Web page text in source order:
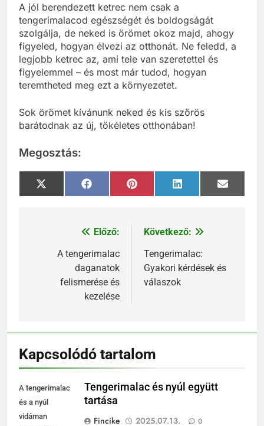
A jól berendezett ketrec nem csak a
tengerimalacod egészségét és boldogságát
szolgálja, de neked is örömet okoz majd, ahogy
figyeled, hogyan élvezi az otthonát. Ne feledd, a
legjobb ketrec az, ami tele van szeretettel és
figyelemmel – és most már tudod, hogyan
teremtheted meg ezt a környezetet.
Sok örömet kívánunk neked és kis szőrös
barátodnak az új, tökéletes otthonában!
Megosztás:
Share
on
X
(Twitter)
Share
on
FacebookShare
on
Pinterest Share
on
LinkedIn
Share
on
Email
Bejegyzés
navigáció
Előző:
A tengerimalac
daganatok
felismerése és
kezelése
Következő:
Tengerimalac:
Gyakori kérdések és
válaszok
Kapcsolódó tartalom
A tengerimalac
és a nyúl
vidáman
Tengerimalac és nyúl együtt
tartása
Fincike
2025.07.13. 0